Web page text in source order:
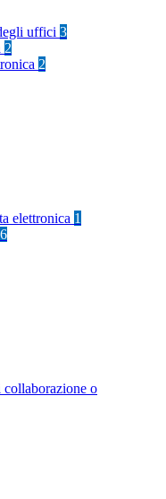
uffici 3
2
2
elettronica 1
o